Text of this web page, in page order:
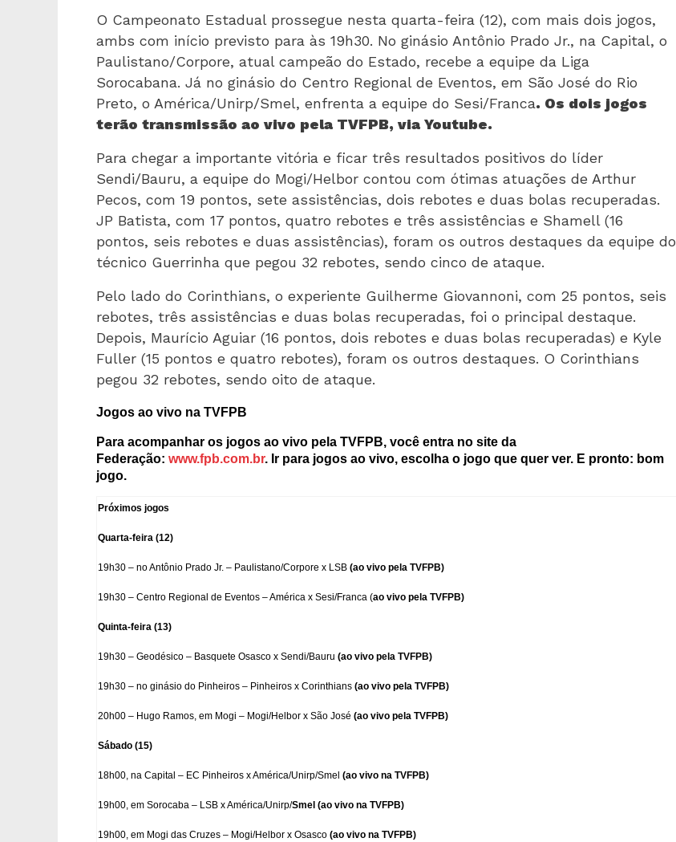
O Campeonato Estadual prossegue nesta quarta-feira (12), com mais dois jogos,
ambs com início previsto para às 19h30. No ginásio Antônio Prado Jr., na Capital, o
Paulistano/Corpore, atual campeão do Estado, recebe a equipe da Liga
Sorocabana. Já no ginásio do Centro Regional de Eventos, em São José do Rio
Preto, o América/Unirp/Smel, enfrenta a equipe do Sesi/Franca. Os dois jogos
terão transmissão ao vivo pela TVFPB, via Youtube.
Para chegar a importante vitória e ficar três resultados positivos do líder
Sendi/Bauru, a equipe do Mogi/Helbor contou com ótimas atuações de Arthur
Pecos, com 19 pontos, sete assistências, dois rebotes e duas bolas recuperadas.
JP Batista, com 17 pontos, quatro rebotes e três assistências e Shamell (16
pontos, seis rebotes e duas assistências), foram os outros destaques da equipe do
técnico Guerrinha que pegou 32 rebotes, sendo cinco de ataque.
Pelo lado do Corinthians, o experiente Guilherme Giovannoni, com 25 pontos, seis
rebotes, três assistências e duas bolas recuperadas, foi o principal destaque.
Depois, Maurício Aguiar (16 pontos, dois rebotes e duas bolas recuperadas) e Kyle
Fuller (15 pontos e quatro rebotes), foram os outros destaques. O Corinthians
pegou 32 rebotes, sendo oito de ataque.
Jogos ao vivo na TVFPB
Para acompanhar os jogos ao vivo pela TVFPB, você entra no site da
Federação: www.fpb.com.br. Ir para jogos ao vivo, escolha o jogo que quer ver. E pronto: bom
jogo.
Próximos jogos
Quarta-feira (12)
19h30 – no Antônio Prado Jr. – Paulistano/Corpore x LSB (ao vivo pela TVFPB)
19h30 – Centro Regional de Eventos – América x Sesi/Franca (ao vivo pela TVFPB)
Quinta-feira (13)
19h30 – Geodésico – Basquete Osasco x Sendi/Bauru (ao vivo pela TVFPB)
19h30 – no ginásio do Pinheiros – Pinheiros x Corinthians (ao vivo pela TVFPB)
20h00 – Hugo Ramos, em Mogi – Mogi/Helbor x São José (ao vivo pela TVFPB)
Sábado (15)
18h00, na Capital – EC Pinheiros x América/Unirp/Smel (ao vivo na TVFPB)
19h00, em Sorocaba – LSB x América/Unirp/Smel (ao vivo na TVFPB)
19h00, em Mogi das Cruzes – Mogi/Helbor x Osasco (ao vivo na TVFPB)